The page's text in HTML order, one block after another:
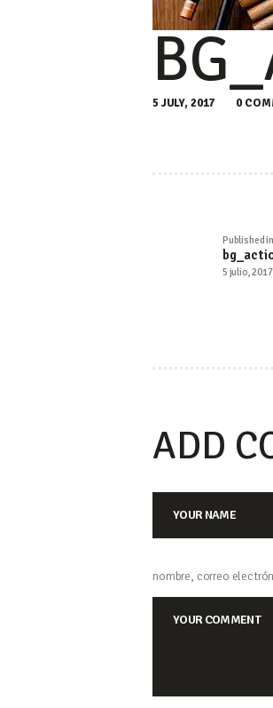
5 JULY, 2017 0
DE
Published in
5 julio, 2017
ADD
nombre, correo